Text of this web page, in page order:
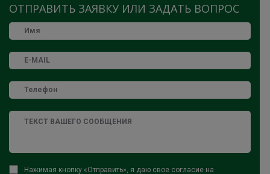
ОТПРАВИТЬ ЗАЯВКУ ИЛИ ЗАДАТЬ ВОПРОС
Нажимая кнопку «Отправить», я даю свое согласие на